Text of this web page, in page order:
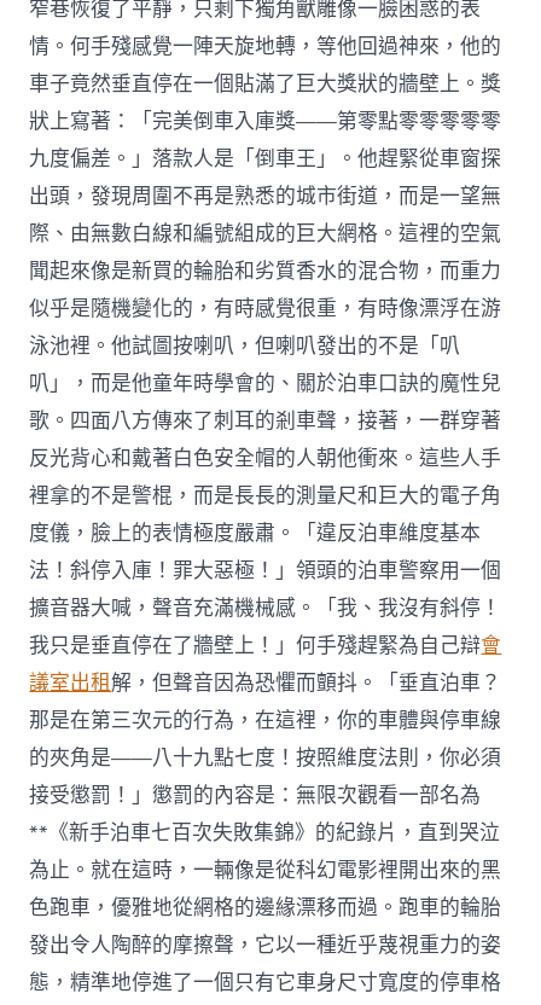
窄巷恢復了平靜，只剩下獨角獸雕像一臉困惑的表
情。何手殘感覺一陣天旋地轉，等他回過神來，他的
車子竟然垂直停在一個貼滿了巨大獎狀的牆壁上。獎
狀上寫著：「完美倒車入庫獎——第零點零零零零零
九度偏差。」落款人是「倒車王」。他趕緊從車窗探
出頭，發現周圍不再是熟悉的城市街道，而是一望無
際、由無數白線和編號組成的巨大網格。這裡的空氣
聞起來像是新買的輪胎和劣質香水的混合物，而重力
似乎是隨機變化的，有時感覺很重，有時像漂浮在游
泳池裡。他試圖按喇叭，但喇叭發出的不是「叭
叭」，而是他童年時學會的、關於泊車口訣的魔性兒
歌。四面八方傳來了刺耳的剎車聲，接著，一群穿著
反光背心和戴著白色安全帽的人朝他衝來。這些人手
裡拿的不是警棍，而是長長的測量尺和巨大的電子角
度儀，臉上的表情極度嚴肅。「違反泊車維度基本
法！斜停入庫！罪大惡極！」領頭的泊車警察用一個
擴音器大喊，聲音充滿機械感。「我、我沒有斜停！
我只是垂直停在了牆壁上！」何手殘趕緊為自己辯會
議室出租解，但聲音因為恐懼而顫抖。「垂直泊車？
那是在第三次元的行為，在這裡，你的車體與停車線
的夾角是——八十九點七度！按照維度法則，你必須
接受懲罰！」懲罰的內容是：無限次觀看一部名為
**《新手泊車七百次失敗集錦》的紀錄片，直到哭泣
為止。就在這時，一輛像是從科幻電影裡開出來的黑
色跑車，優雅地從網格的邊緣漂移而過。跑車的輪胎
發出令人陶醉的摩擦聲，它以一種近乎蔑視重力的姿
態，精準地停進了一個只有它車身尺寸寬度的停車格